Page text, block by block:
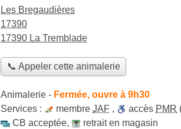
Les Bregaudières
17390
17390 La Tremblade
📞 Appeler cette animalerie
Animalerie - Fermée, ouvre à 9h30
Services :
membre JAF , accès PMR
CB acceptée,
retrait en magasin